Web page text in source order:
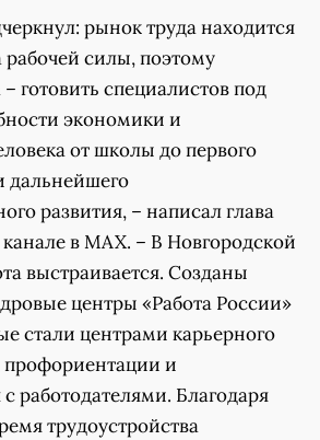
рынок труда находится
силы, поэтому
готовить специалистов под
экономики и
от школы до первого
дальнейшего
развития, – написал глава
в MAX. – В Новгородской
выстраивается. Созданы
центры «Работа России»
стали центрами карьерного
и
работодателями. Благодаря
трудоустройства